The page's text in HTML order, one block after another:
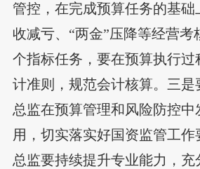
管控，在完成预算任务的基础
收减亏、“两金”压降等经营考
个指标任务，要在预算执行过
计准则，规范会计核算。三是
总监在预算管理和风险防控中
用，切实落实好国资监管工作
总监要持续提升专业能力，